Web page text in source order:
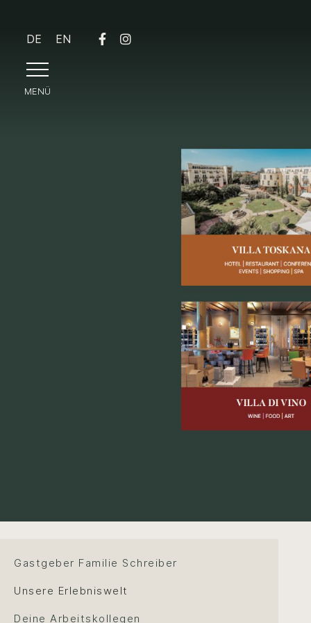
DE EN
MENÜ
Gastgeber Familie Schreiber
Unsere Erlebniswelt
Deine Arbeitskollegen